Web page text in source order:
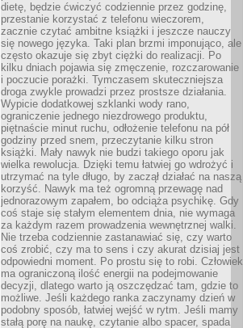
dietę, będzie ćwiczyć codziennie przez godzinę,
przestanie korzystać z telefonu wieczorem,
zacznie czytać ambitne książki i jeszcze nauczy
się nowego języka. Taki plan brzmi imponująco, ale
często okazuje się zbyt ciężki do realizacji. Po
kilku dniach pojawia się zmęczenie, rozczarowanie
i poczucie porażki. Tymczasem skuteczniejsza
droga zwykle prowadzi przez prostsze działania.
Wypicie dodatkowej szklanki wody rano,
ograniczenie jednego niezdrowego produktu,
piętnaście minut ruchu, odłożenie telefonu na pół
godziny przed snem, przeczytanie kilku stron
książki. Mały nawyk nie budzi takiego oporu jak
wielka rewolucja. Dzięki temu łatwiej go wdrożyć i
utrzymać na tyle długo, by zaczął działać na naszą
korzyść. Nawyk ma też ogromną przewagę nad
jednorazowym zapałem, bo odciąża psychikę. Gdy
coś staje się stałym elementem dnia, nie wymaga
za każdym razem prowadzenia wewnętrznej walki.
Nie trzeba codziennie zastanawiać się, czy warto
coś zrobić, czy ma to sens i czy akurat dzisiaj jest
odpowiedni moment. Po prostu się to robi. Człowiek
ma ograniczoną ilość energii na podejmowanie
decyzji, dlatego warto ją oszczędzać tam, gdzie to
możliwe. Jeśli każdego ranka zaczynamy dzień w
podobny sposób, łatwiej wejść w rytm. Jeśli mamy
stałą porę na naukę, czytanie albo spacer, spada